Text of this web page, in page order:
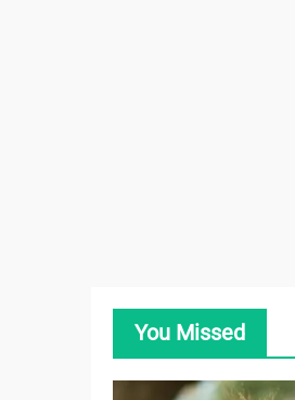
You Missed